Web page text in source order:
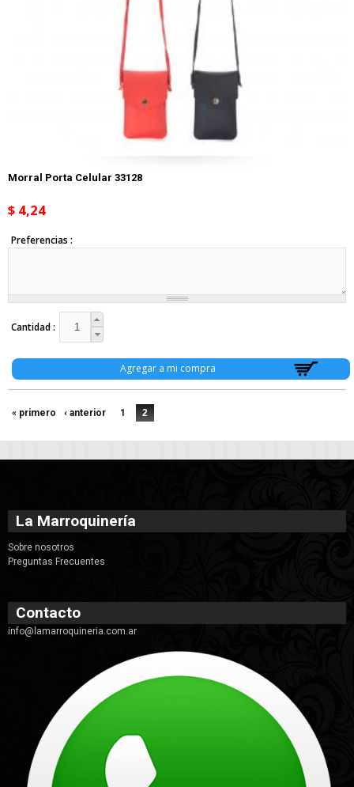
Morral Porta Celular 33128
$ 4,24
Preferencias
Cantidad
« primero ‹ anterior 1 2
La Marroquinería
Sobre nosotros
Preguntas Frecuentes
Contacto
info@lamarroquineria.com.ar